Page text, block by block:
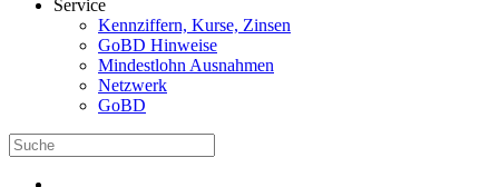
Service
Kennziffern, Kurse, Zinsen
GoBD Hinweise
Mindestlohn Ausnahmen
Netzwerk
GoBD